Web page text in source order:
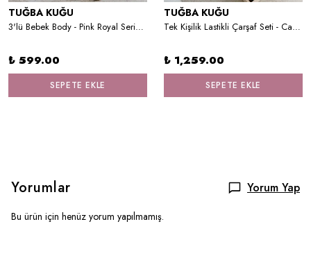
TUĞBA KUĞU
3'lü Bebek Body - Pink Royal Series - D Harfi
₺ 599.00
SEPETE EKLE
TUĞBA KUĞU
Tek Kişilik Lastikli Çarşaf Seti - Cartoon Serisi - Paw Patrol Skye
₺ 1,259.00
SEPETE EKLE
Yorumlar Yorum Yap
Bu ürün için henüz yorum yapılmamış.